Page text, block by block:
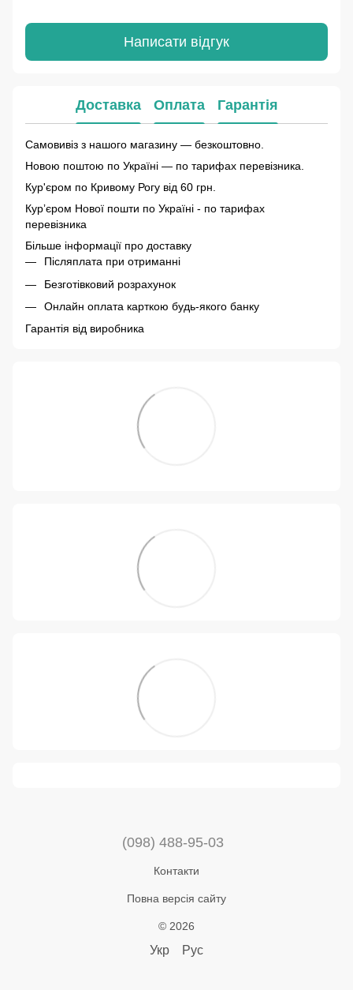
Написати відгук
Доставка Оплата Гарантія
Самовивіз з нашого магазину — безкоштовно.
Новою поштою по Україні — по тарифах перевізника.
Кур'єром по Кривому Рогу від 60 грн.
Курʼєром Нової пошти по Україні - по тарифах
перевізника
Більше інформації про доставку
Післяплата при отриманні
Безготівковий розрахунок
Онлайн оплата карткою будь-якого банку
Гарантія від виробника
(098) 488-95-03
Контакти
Повна версія сайту
© 2026
Укр Рус